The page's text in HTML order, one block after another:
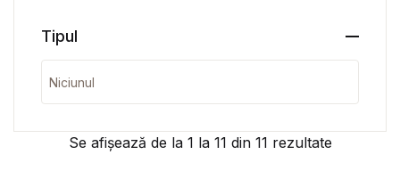
Se afișează de la 1 la 11 din 11 rezultate
Tipul